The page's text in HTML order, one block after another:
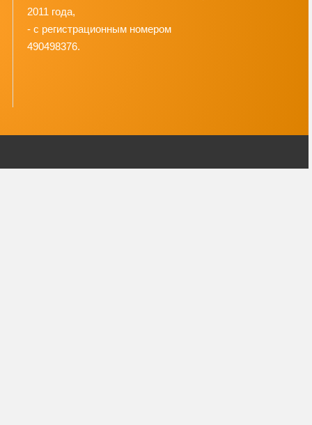
2011 года,
- с регистрационным номером
490498376.